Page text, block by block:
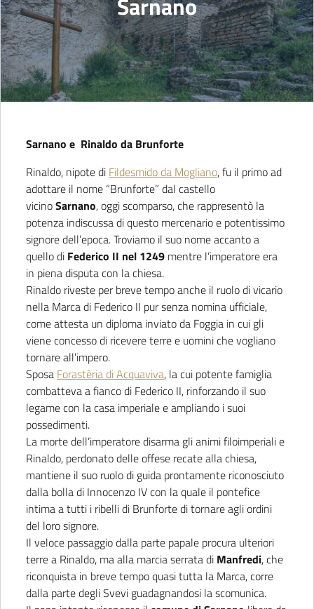
Sarnano e Rinaldo da Brunforte
Rinaldo, nipote di Fildesmido da Mogliano, fu il primo ad
adottare il nome “Brunforte” dal castello
vicinoSarnano, oggi scomparso, che rappresentò la
potenza indiscussa di questo mercenario e potentissimo
signore dell’epoca. Troviamo il suo nome accanto a
quello di Federico II nel 1249 mentre l’imperatore era
in piena disputa con la chiesa.
Rinaldo riveste per breve tempo anche il ruolo di vicario
nella Marca di Federico II pur senza nomina ufficiale,
come attesta un diploma inviato da Foggia in cui gli
viene concesso di ricevere terre e uomini che vogliano
tornare all’impero.
Sposa Forastèria di Acquaviva, la cui potente famiglia
combatteva a fianco di Federico II, rinforzando il suo
legame con la casa imperiale e ampliando i suoi
possedimenti.
La morte dell’imperatore disarma gli animi filoimperiali e
Rinaldo, perdonato delle offese recate alla chiesa,
mantiene il suo ruolo di guida prontamente riconosciuto
dalla bolla di Innocenzo IV con la quale il pontefice
intima a tutti i ribelli di Brunforte di tornare agli ordini
del loro signore.
Il veloce passaggio dalla parte papale procura ulteriori
terre a Rinaldo, ma alla marcia serrata di Manfredi, che
riconquista in breve tempo quasi tutta la Marca, corre
dalla parte degli Svevi guadagnandosi la scomunica.